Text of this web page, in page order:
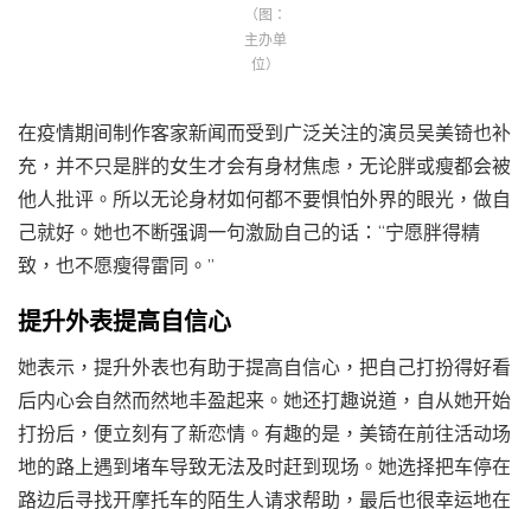
（图：
主办单
位）
在疫情期间制作客家新闻而受到广泛关注的演员吴美锜也补
充，并不只是胖的女生才会有身材焦虑，无论胖或瘦都会被
他人批评。所以无论身材如何都不要惧怕外界的眼光，做自
己就好。她也不断强调一句激励自己的话：“宁愿胖得精
致，也不愿瘦得雷同。”
提升外表提高自信心
她表示，提升外表也有助于提高自信心，把自己打扮得好看
后内心会自然而然地丰盈起来。她还打趣说道，自从她开始
打扮后，便立刻有了新恋情。有趣的是，美锜在前往活动场
地的路上遇到堵车导致无法及时赶到现场。她选择把车停在
路边后寻找开摩托车的陌生人请求帮助，最后也很幸运地在